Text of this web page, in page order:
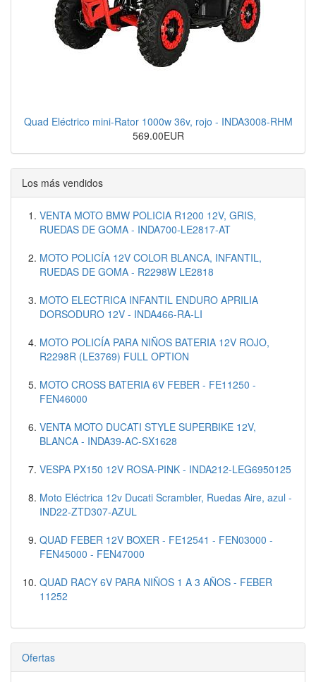
Quad Eléctrico mini-Rator 1000w 36v, rojo - INDA3008-RHM
569.00EUR
Los más vendidos
VENTA MOTO BMW POLICIA R1200 12V, GRIS,
RUEDAS DE GOMA - INDA700-LE2817-AT
MOTO POLICÍA 12V COLOR BLANCA, INFANTIL,
RUEDAS DE GOMA - R2298W LE2818
MOTO ELECTRICA INFANTIL ENDURO APRILIA
DORSODURO 12V - INDA466-RA-LI
MOTO POLICÍA PARA NIÑOS BATERIA 12V ROJO,
R2298R (LE3769) FULL OPTION
MOTO CROSS BATERIA 6V FEBER - FE11250 -
FEN46000
VENTA MOTO DUCATI STYLE SUPERBIKE 12V,
BLANCA - INDA39-AC-SX1628
VESPA PX150 12V ROSA-PINK - INDA212-LEG6950125
Moto Eléctrica 12v Ducati Scrambler, Ruedas Aire, azul -
IND22-ZTD307-AZUL
QUAD FEBER 12V BOXER - FE12541 - FEN03000 -
FEN45000 - FEN47000
QUAD RACY 6V PARA NIÑOS 1 A 3 AÑOS - FEBER
11252
Ofertas